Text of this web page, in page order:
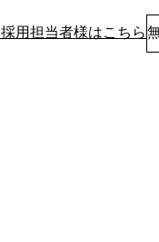
採用担当者様はこちら